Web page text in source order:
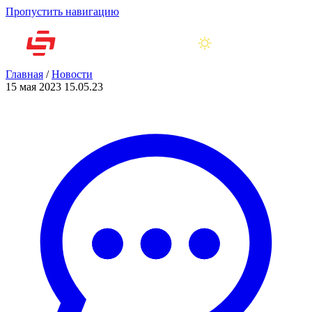
Пропустить навигацию
Главная /Новости
15 мая 2023 15.05.23